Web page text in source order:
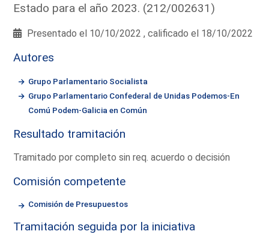
Estado para el año 2023. (212/002631)
Presentado el 10/10/2022 , calificado el 18/10/2022
Autores
Grupo Parlamentario Socialista
Grupo Parlamentario Confederal de Unidas Podemos-En
Comú Podem-Galicia en Común
Resultado tramitación
Tramitado por completo sin req. acuerdo o decisión
Comisión competente
Comisión de Presupuestos
Tramitación seguida por la iniciativa